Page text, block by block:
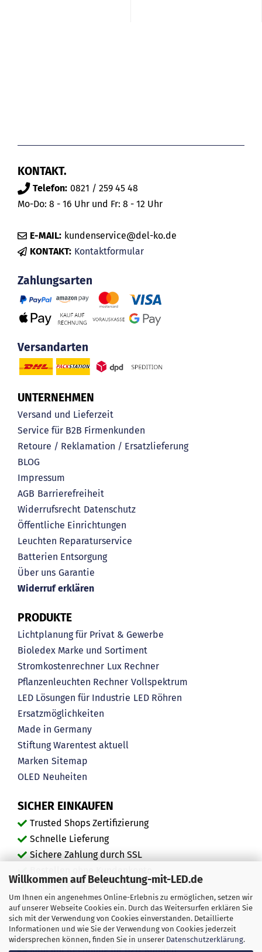
Willkommen auf Beleuchtung-mit-LED.de
Um Ihnen ein angenehmes Online-Erlebnis zu ermöglichen, setzen wir
auf unserer Webseite Cookies ein. Durch das Weitersurfen erklären Sie
sich mit der Verwendung von Cookies einverstanden. Detaillierte
Informationen und wie Sie der Verwendung von Cookies jederzeit
widersprechen können, finden Sie in unserer Datenschutzerklärung.
KONTAKT.
Telefon: 0821 / 259 45 48
Mo-Do: 8 - 16 Uhr und Fr: 8 - 12 Uhr
E-MAIL: kundenservice@del-ko.de
KONTAKT: Kontaktformular
Zahlungsarten
Versandarten
UNTERNEHMEN
Versand und Lieferzeit
Service für B2B Firmenkunden
Retoure / Reklamation / Ersatzlieferung
BLOG
Impressum
AGB Barrierefreiheit
Widerrufsrecht Datenschutz
Öffentliche Einrichtungen
Leuchten Reparaturservice
Batterien Entsorgung
Über uns Garantie
Widerruf erklären
PRODUKTE
Lichtplanung für Privat & Gewerbe
Bioledex Marke und Sortiment
Stromkostenrechner Lux Rechner
Pflanzenleuchten Rechner Vollspektrum
LED Lösungen für Industrie LED Röhren
Ersatzmöglichkeiten
Made in Germany
Stiftung Warentest aktuell
Marken Sitemap
OLED Neuheiten
SICHER EINKAUFEN
Trusted Shops Zertifizierung
Schnelle Lieferung
Sichere Zahlung durch SSL
20 Jahre Fachservice-Erfahrung
"Ausgezeichnete" Kundenmeinungen
Mehr als 450.000 zufriedene Kunden
Service durch echte Menschen, keine Bots
Kauf auf Rechnung für B2B-Kunden